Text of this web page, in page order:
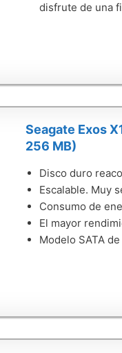
disfrute de una
Seagate Exos
256 MB)
Disco duro
Escalable. Muy
Consumo de
El mayor
Modelo SATA